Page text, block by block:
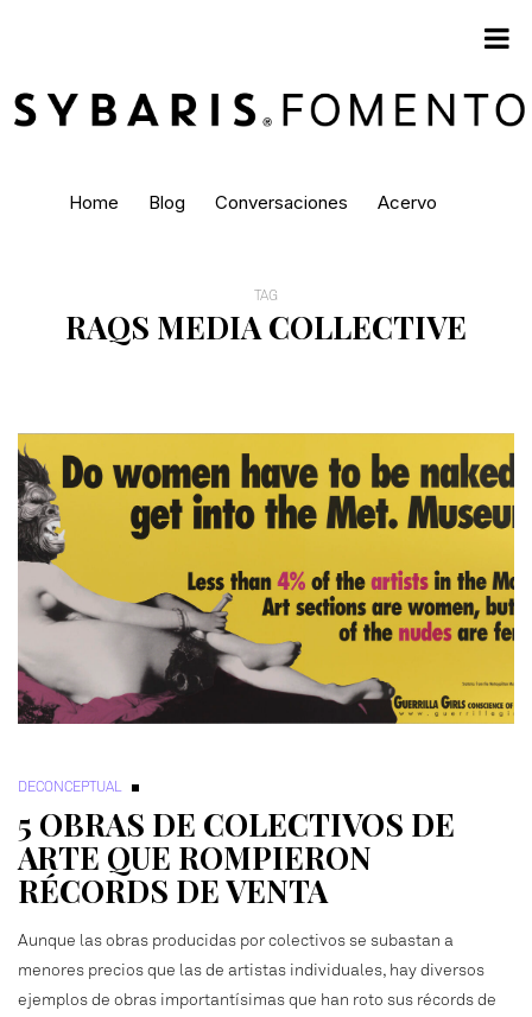
Home Blog Conversaciones Acervo
TAG
RAQS MEDIA COLLECTIVE
DECONCEPTUAL
5 OBRAS DE COLECTIVOS DE
ARTE QUE ROMPIERON
RÉCORDS DE VENTA
Aunque las obras producidas por colectivos se subastan a
menores precios que las de artistas individuales, hay diversos
ejemplos de obras importantísimas que han roto sus récords de